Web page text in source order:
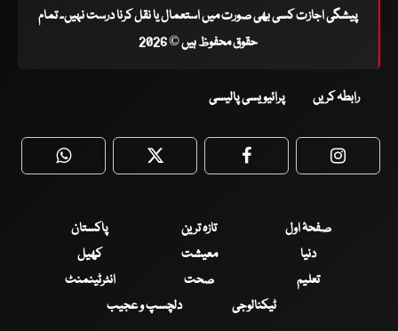
پیشگی اجازت کسی بھی صورت میں استعمال یا نقل کرنا درست نہیں۔ تمام
حقوق محفوظ ہیں © 2026
رابطہ کریں پرائیویسی پالیسی
WhatsApp Twitter Facebook
صفحۂ اول تازہ ترین
پاکستان
دنیا
معیشت
کھیل
تعلیم
صحت
انٹرٹینمنٹ
ٹیکنالوجی
دلچسپ و عجیب